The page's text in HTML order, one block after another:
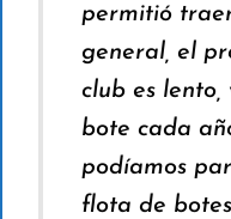
permitió
general, el
club es
bote cada
podíamos
flota de